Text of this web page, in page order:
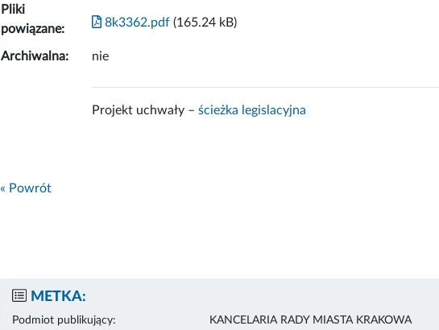
Pliki
powiązane:
8k3362.pdf (165.24 kB)
Archiwalna: nie
Projekt uchwały – ścieżka legislacyjna
« Powrót
METKA:
Podmiot publikujący:
KANCELARIA RADY MIASTA KRAKOWA